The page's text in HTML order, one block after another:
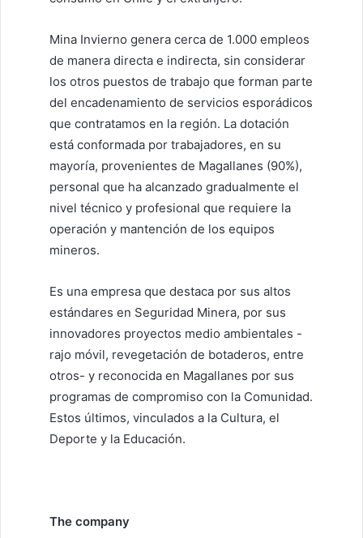
Mina Invierno genera cerca de 1.000 empleos
de manera directa e indirecta, sin considerar
los otros puestos de trabajo que forman parte
del encadenamiento de servicios esporádicos
que contratamos en la región. La dotación
está conformada por trabajadores, en su
mayoría, provenientes de Magallanes (90%),
personal que ha alcanzado gradualmente el
nivel técnico y profesional que requiere la
operación y mantención de los equipos
mineros.
Es una empresa que destaca por sus altos
estándares en Seguridad Minera, por sus
innovadores proyectos medio ambientales -
rajo móvil, revegetación de botaderos, entre
otros- y reconocida en Magallanes por sus
programas de compromiso con la Comunidad.
Estos últimos, vinculados a la Cultura, el
Deporte y la Educación.
The company